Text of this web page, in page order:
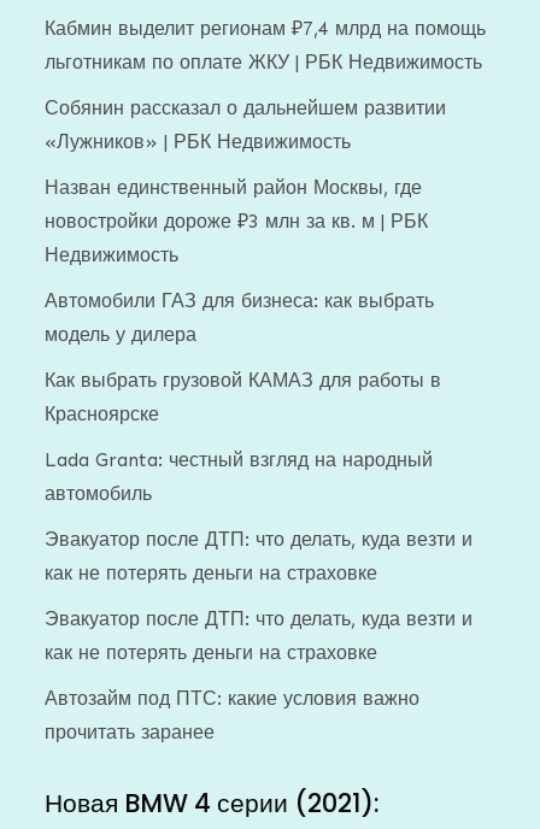
Кабмин выделит регионам ₽7,4 млрд на помощь
льготникам по оплате ЖКУ | РБК Недвижимость
Собянин рассказал о дальнейшем развитии
«Лужников» | РБК Недвижимость
Назван единственный район Москвы, где
новостройки дороже ₽3 млн за кв. м | РБК
Недвижимость
Автомобили ГАЗ для бизнеса: как выбрать
модель у дилера
Как выбрать грузовой КАМАЗ для работы в
Красноярске
Lada Granta: честный взгляд на народный
автомобиль
Эвакуатор после ДТП: что делать, куда везти и
как не потерять деньги на страховке
Эвакуатор после ДТП: что делать, куда везти и
как не потерять деньги на страховке
Автозайм под ПТС: какие условия важно
прочитать заранее
Новая BMW 4 серии (2021):